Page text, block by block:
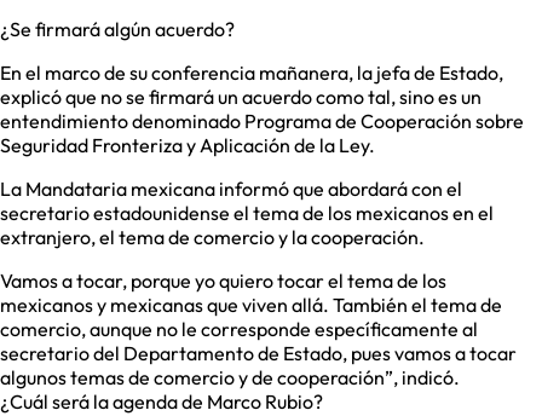
¿Se firmará algún acuerdo?
En el marco de su conferencia mañanera, la jefa de Estado,
explicó que no se firmará un acuerdo como tal, sino es un
entendimiento denominado Programa de Cooperación sobre
Seguridad Fronteriza y Aplicación de la Ley.
La Mandataria mexicana informó que abordará con el
secretario estadounidense el tema de los mexicanos en el
extranjero, el tema de comercio y la cooperación.
Vamos a tocar, porque yo quiero tocar el tema de los
mexicanos y mexicanas que viven allá. También el tema de
comercio, aunque no le corresponde específicamente al
secretario del Departamento de Estado, pues vamos a tocar
algunos temas de comercio y de cooperación”, indicó.
¿Cuál será la agenda de Marco Rubio?